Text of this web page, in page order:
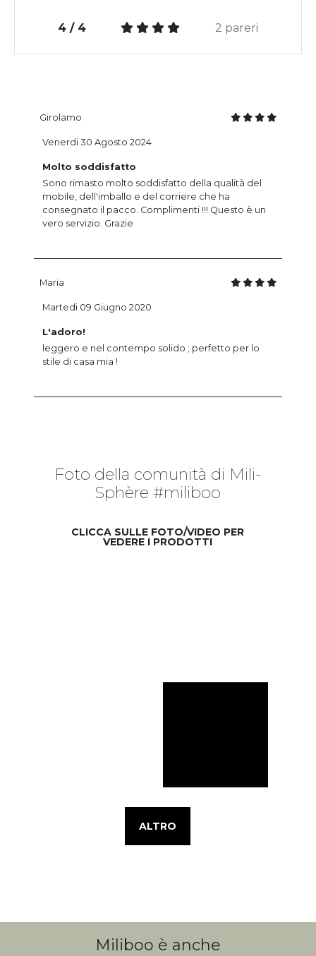
4 / 4 2 pareri
Girolamo
Molto soddisfatto
Sono rimasto molto soddisfatto della qualità del
mobile, dell'imballo e del corriere che ha
consegnato il pacco. Complimenti !!! Questo è un
vero servizio. Grazie
Venerdi 30 Agosto 2024
Maria
L'adoro!
leggero e nel contempo solido ; perfetto per lo
stile di casa mia !
Martedi 09 Giugno 2020
Foto della comunità di Mili-
Sphère #miliboo
CLICCA SULLE FOTO/VIDEO PER
VEDERE I PRODOTTI
ALTRO
Miliboo è anche